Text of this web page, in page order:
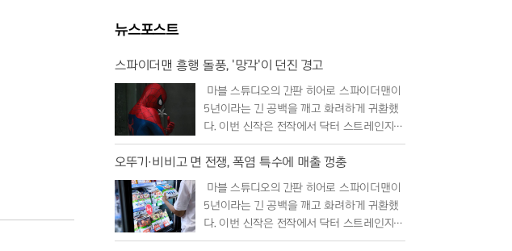
뉴스포스트
스파이더맨 흥행 돌풍, '망각'이 던진 경고
마블 스튜디오의 간판 히어로 스파이더맨이
5년이라는 긴 공백을 깨고 화려하게 귀환했
다. 이번 신작은 전작에서 닥터 스트레인지의
마법으로 인해 세상 모든 이들의 기억 속에..
오뚜기·비비고 면 전쟁, 폭염 특수에 매출 껑충
마블 스튜디오의 간판 히어로 스파이더맨이
5년이라는 긴 공백을 깨고 화려하게 귀환했
다. 이번 신작은 전작에서 닥터 스트레인지의
마법으로 인해 세상 모든 이들의 기억 속에..